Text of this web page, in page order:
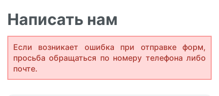
Написать нам
Если возникает ошибка при отправке форм,
просьба обращаться по номеру телефона либо
почте.